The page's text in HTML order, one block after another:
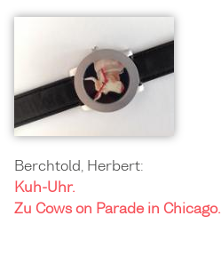
Berchtold, Herbert:
Kuh-Uhr.
Zu Cows on Parade in Chicago.